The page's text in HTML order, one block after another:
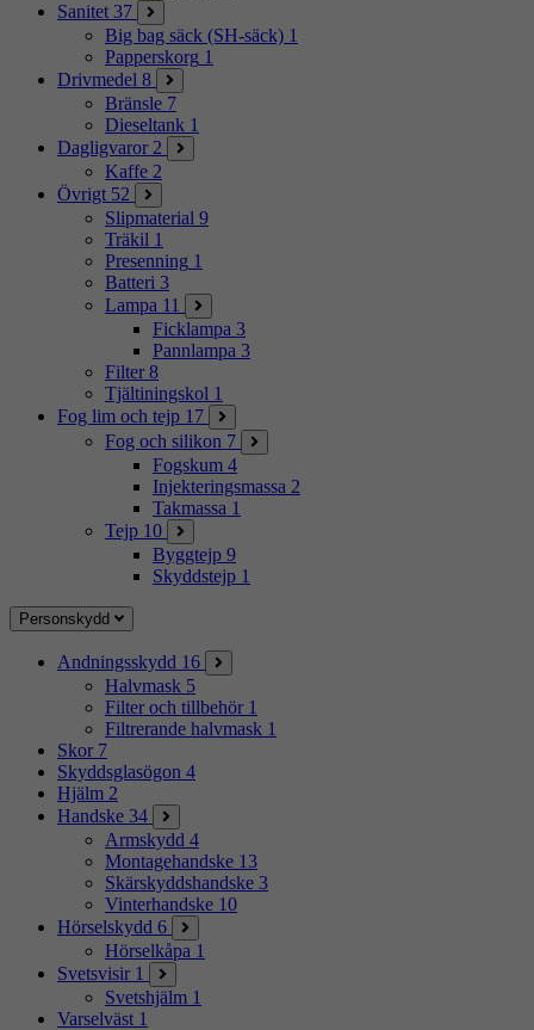
Sanitet 37
Big bag säck (SH-säck) 1
Papperskorg 1
Drivmedel 8
Bränsle 7
Dieseltank 1
Dagligvaror 2
Kaffe 2
Övrigt 52
Slipmaterial 9
Träkil 1
Presenning 1
Batteri 3
Lampa 11
Ficklampa 3
Pannlampa 3
Filter 8
Tjältiningskol 1
Fog lim och tejp 17
Fog och silikon 7
Fogskum 4
Injekteringsmassa 2
Takmassa 1
Tejp 10
Byggtejp 9
Skyddstejp 1
Personskydd
Andningsskydd 16
Halvmask 5
Filter och tillbehör 1
Filtrerande halvmask 1
Skor 7
Skyddsglasögon 4
Hjälm 2
Handske 34
Armskydd 4
Montagehandske 13
Skärskyddshandske 3
Vinterhandske 10
Hörselskydd 6
Hörselkåpa 1
Svetsvisir 1
Svetshjälm 1
Varselväst 1